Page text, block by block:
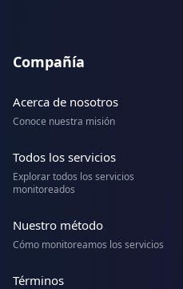
Compañía
Acerca de nosotros
Conoce nuestra misión
Todos los servicios
Explorar todos los servicios
monitoreados
Nuestro método
Cómo monitoreamos los servicios
Términos